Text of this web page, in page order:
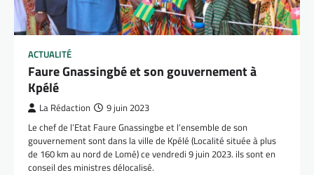
ACTUALITÉ
Faure Gnassingbé et son gouvernement à
Kpélé
La Rédaction 9 juin 2023
Le chef de l’Etat Faure Gnassingbe et l’ensemble de son
gouvernement sont dans la ville de Kpélé (Localité située à plus
de 160 km au nord de Lomé) ce vendredi 9 juin 2023. ils sont en
conseil des ministres délocalisé.